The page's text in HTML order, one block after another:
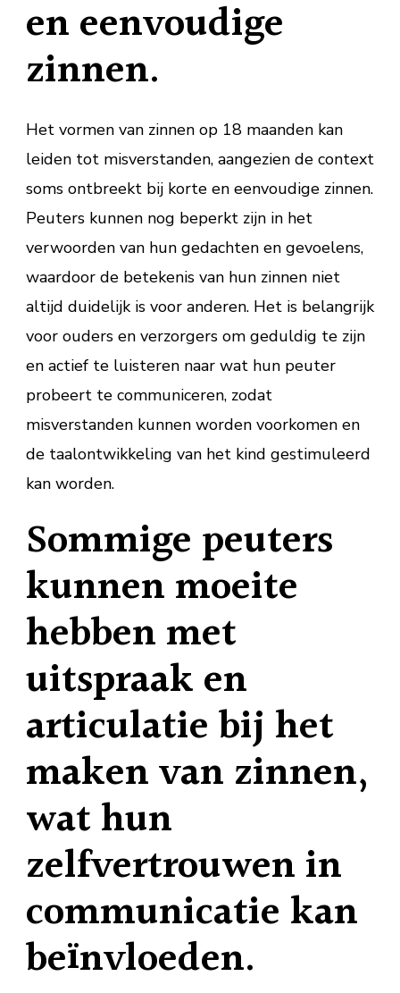
en eenvoudige
zinnen.
Het vormen van zinnen op 18 maanden kan
leiden tot misverstanden, aangezien de context
soms ontbreekt bij korte en eenvoudige zinnen.
Peuters kunnen nog beperkt zijn in het
verwoorden van hun gedachten en gevoelens,
waardoor de betekenis van hun zinnen niet
altijd duidelijk is voor anderen. Het is belangrijk
voor ouders en verzorgers om geduldig te zijn
en actief te luisteren naar wat hun peuter
probeert te communiceren, zodat
misverstanden kunnen worden voorkomen en
de taalontwikkeling van het kind gestimuleerd
kan worden.
Sommige peuters
kunnen moeite
hebben met
uitspraak en
articulatie bij het
maken van zinnen,
wat hun
zelfvertrouwen in
communicatie kan
beïnvloeden.